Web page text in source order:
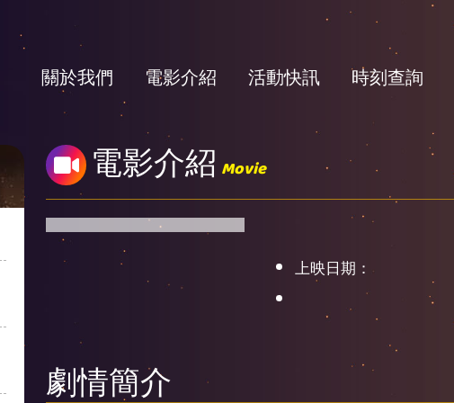
關於我們 電影介紹 活動快訊 時刻查詢
電影介紹 Movie
上映日期：
劇情簡介